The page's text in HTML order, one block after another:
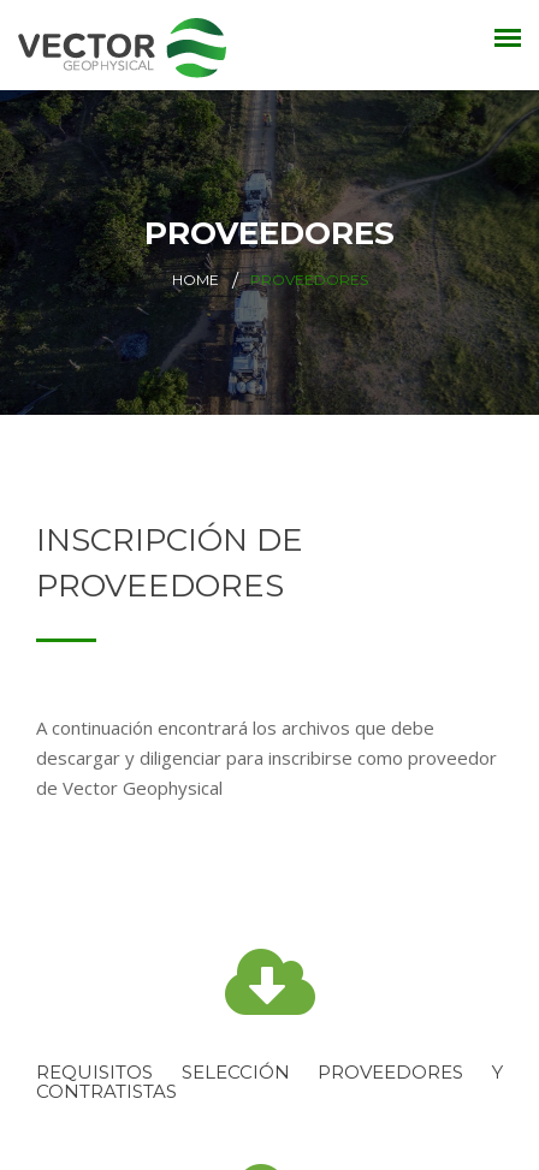
PROVEEDORES
HOME PROVEEDORES
INSCRIPCIÓN DE
PROVEEDORES
A continuación encontrará los archivos que debe
descargar y diligenciar para inscribirse como proveedor
de Vector Geophysical
REQUISITOS SELECCIÓN PROVEEDORES Y
CONTRATISTAS